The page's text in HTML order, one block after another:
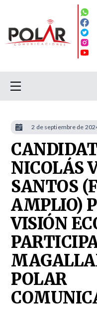
NICOLÁS
SANTOS
AMPLIO)
VISIÓN
POLAR
2 de septiembre de